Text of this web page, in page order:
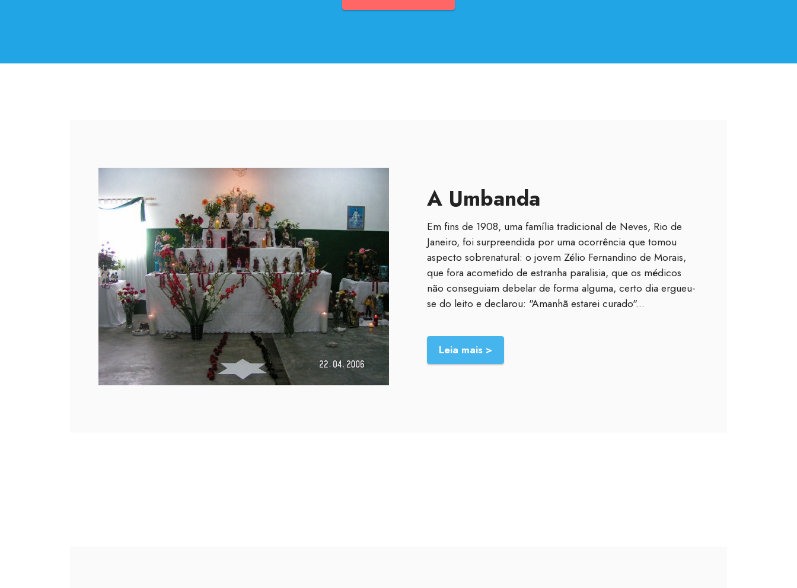
A Umbanda
Em fins de 1908, uma família tradicional de Neves, Rio de
Janeiro, foi surpreendida por uma ocorrência que tomou
aspecto sobrenatural: o jovem Zélio Fernandino de Morais,
que fora acometido de estranha paralisia, que os médicos
não conseguiam debelar de forma alguma, certo dia ergueu-
se do leito e declarou: "Amanhã estarei curado"...
Leia mais >